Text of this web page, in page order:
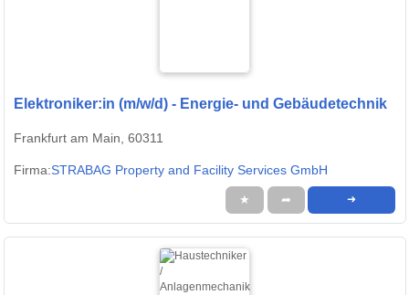
Elektroniker:in (m/w/d) - Energie- und Gebäudetechnik
Frankfurt am Main, 60311
Firma:STRABAG Property and Facility Services GmbH
★ ➦ ➜